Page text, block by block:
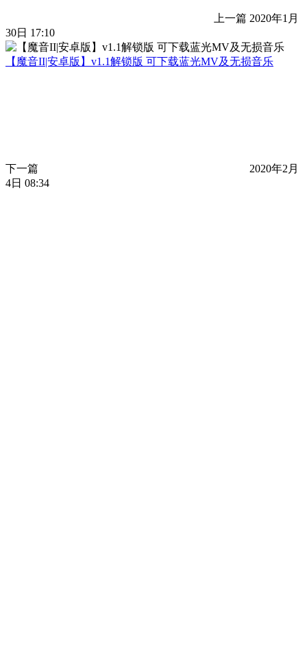
上一篇 2020年1月
30日 17:10
【魔音II|安卓版】v1.1解锁版 可下载蓝光MV及无损音乐
下一篇
2020年2月
4日 08:34